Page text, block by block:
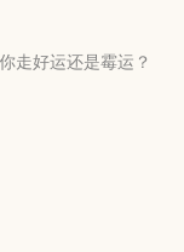
走好运还是霉运？